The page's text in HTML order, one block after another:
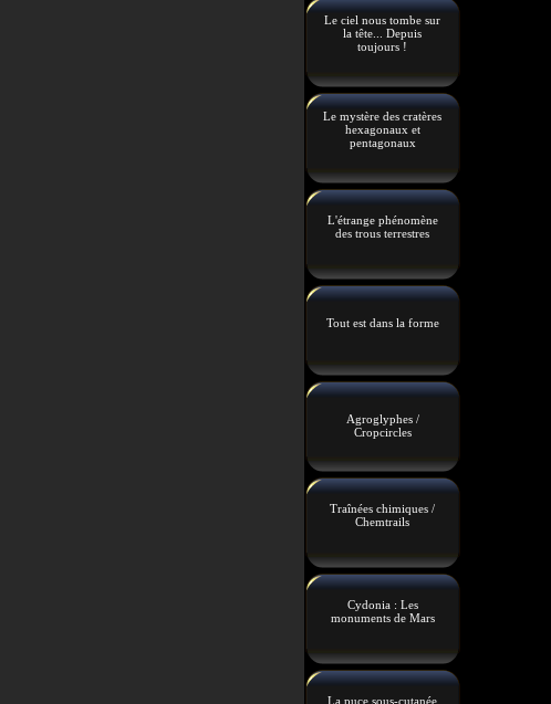
Le ciel nous tombe sur
la tête... Depuis
toujours !
Le mystère des cratères
hexagonaux et
pentagonaux
L'étrange phénomène
des trous terrestres
Tout est dans la forme
Agroglyphes /
Cropcircles
Traînées chimiques /
Chemtrails
Cydonia : Les
monuments de Mars
La puce sous-cutanée